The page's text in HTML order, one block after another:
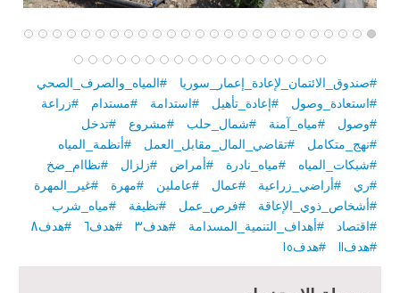
#صندوق_الائتمان_لإعادة_إعمار_سوريا
#المياه_والصرف_الصحي
#استعادة_وصول
#إعادة_تأهيل #استدامة #مستدام
#زراعة
#وصول
#مياه_آمنة #شمال_حلب #مشروع
#تدخل
#نهج_متكامل
#تقاضي_المال_مقابل_العمل
#أنظمة_المياه
#شبكات_المياه
#مياه_نادرة #أمراض #زلزال
#نظاام_ضخ
#ري
#أراضي_زراعية #عمال #عاملين #مهرة
#غير_المهرة
#أشخاص_ذوي_الإعاقة
#فرص_عمل #نظيفة
#مياه_شرب
#اقتصاد
#أهداف_التنمية_المسدامة #هدف3 #هدف6
#هدف8
#هدف11
#هدف15
مبادرة متعددة القطاعات لإعادة التأهيل في مدينة جسر الشغور – المرحلة
الثانية